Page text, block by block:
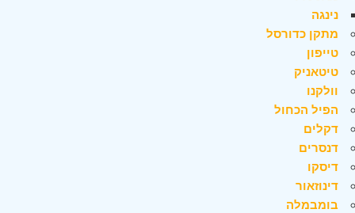
נינגה
מתקן כדורסל
טייפון
טיטאניק
וולקנו
הפיל הכחול
דקלים
דנסרים
דיסקו
דינוזאור
בומבמלה